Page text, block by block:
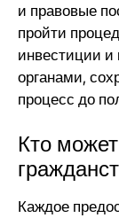
и правовые
пройти
инвестиции и
органами,
процесс до
Кто
Каждое